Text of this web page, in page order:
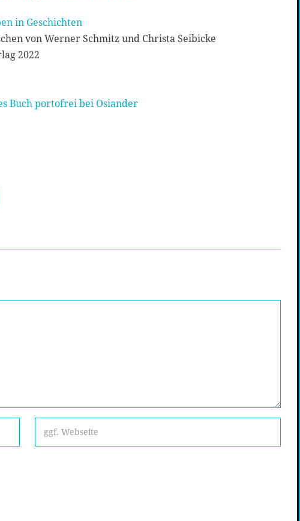
in Geschichten
von Werner Schmitz und Christa Seibicke
2022
Buch portofrei bei Osiander